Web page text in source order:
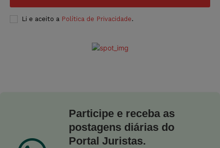
Li e aceito a Política de Privacidade.
Participe e receba as
postagens diárias do
Portal Juristas.